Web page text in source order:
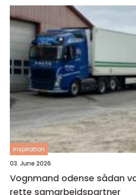
inspiration
03. June 2026
Vognmand odense sådan vælger du den
rette samarbejdspartner